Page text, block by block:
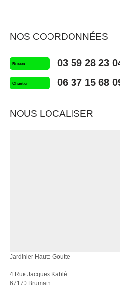
NOS COORDONNÉES
Bureau 03 59 28 23
Chantier 06 37 15 68
NOUS LOCALISER
Jardinier Haute Goutte
4 Rue Jacques Kablé
67170 Brumath